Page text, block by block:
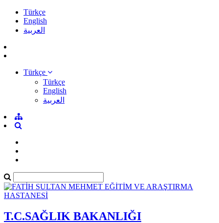
Türkçe
English
العربية
Türkçe
Türkçe
English
العربية
T.C.SAĞLIK BAKANLIĞI